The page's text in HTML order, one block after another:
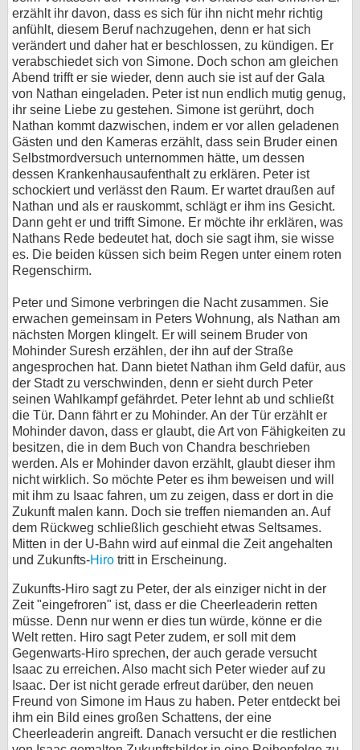
erzählt ihr davon, dass es sich für ihn nicht mehr richtig
anfühlt, diesem Beruf nachzugehen, denn er hat sich
verändert und daher hat er beschlossen, zu kündigen. Er
verabschiedet sich von Simone. Doch schon am gleichen
Abend trifft er sie wieder, denn auch sie ist auf der Gala
von Nathan eingeladen. Peter ist nun endlich mutig genug,
ihr seine Liebe zu gestehen. Simone ist gerührt, doch
Nathan kommt dazwischen, indem er vor allen geladenen
Gästen und den Kameras erzählt, dass sein Bruder einen
Selbstmordversuch unternommen hätte, um dessen
dessen Krankenhausaufenthalt zu erklären. Peter ist
schockiert und verlässt den Raum. Er wartet draußen auf
Nathan und als er rauskommt, schlägt er ihm ins Gesicht.
Dann geht er und trifft Simone. Er möchte ihr erklären, was
Nathans Rede bedeutet hat, doch sie sagt ihm, sie wisse
es. Die beiden küssen sich beim Regen unter einem roten
Regenschirm.
Peter und Simone verbringen die Nacht zusammen. Sie
erwachen gemeinsam in Peters Wohnung, als Nathan am
nächsten Morgen klingelt. Er will seinem Bruder von
Mohinder Suresh erzählen, der ihn auf der Straße
angesprochen hat. Dann bietet Nathan ihm Geld dafür, aus
der Stadt zu verschwinden, denn er sieht durch Peter
seinen Wahlkampf gefährdet. Peter lehnt ab und schließt
die Tür. Dann fährt er zu Mohinder. An der Tür erzählt er
Mohinder davon, dass er glaubt, die Art von Fähigkeiten zu
besitzen, die in dem Buch von Chandra beschrieben
werden. Als er Mohinder davon erzählt, glaubt dieser ihm
nicht wirklich. So möchte Peter es ihm beweisen und will
mit ihm zu Isaac fahren, um zu zeigen, dass er dort in die
Zukunft malen kann. Doch sie treffen niemanden an. Auf
dem Rückweg schließlich geschieht etwas Seltsames.
Mitten in der U-Bahn wird auf einmal die Zeit angehalten
und Zukunfts-Hiro tritt in Erscheinung.
Zukunfts-Hiro sagt zu Peter, der als einziger nicht in der
Zeit "eingefroren" ist, dass er die Cheerleaderin retten
müsse. Denn nur wenn er dies tun würde, könne er die
Welt retten. Hiro sagt Peter zudem, er soll mit dem
Gegenwarts-Hiro sprechen, der auch gerade versucht
Isaac zu erreichen. Also macht sich Peter wieder auf zu
Isaac. Der ist nicht gerade erfreut darüber, den neuen
Freund von Simone im Haus zu haben. Peter entdeckt bei
ihm ein Bild eines großen Schattens, der eine
Cheerleaderin angreift. Danach versucht er die restlichen